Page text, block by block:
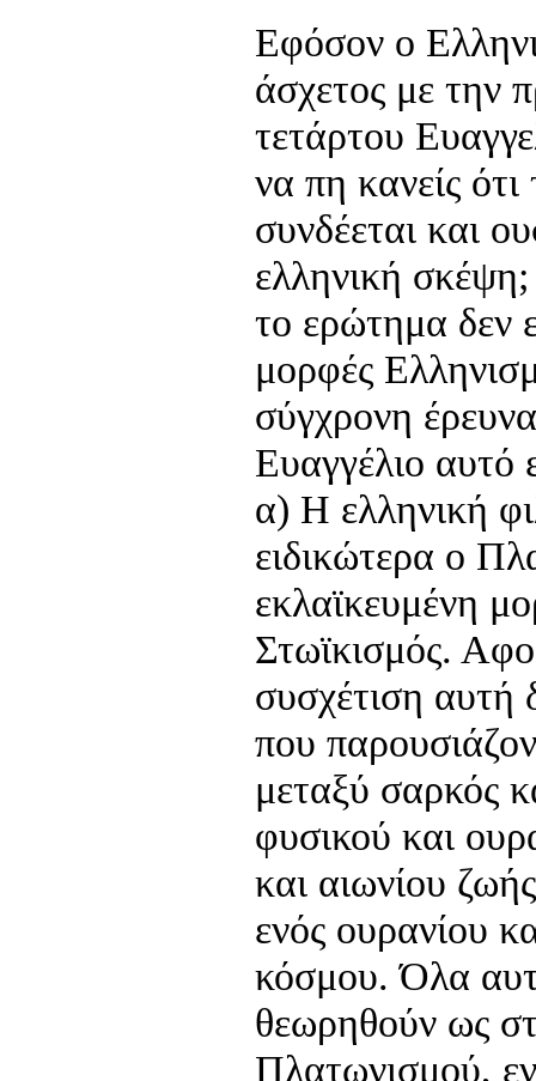
Εφόσον ο
άσχετος με την
τετάρτου
να πη κανείς
συνδέεται και
ελληνική
το ερώτημα δεν
μορφές
σύγχρονη
Ευαγγέλιο αυτό
α) Η ελληνική
ειδικώτερα ο
εκλαϊκευμένη
Στωϊκισμός.
συσχέτιση αυτή
που
μεταξύ σαρκός
φυσικού και
και αιωνίου
ενός ουρανίου
κόσμου. Όλα
θεωρηθούν ως
Πλατωνισμού,